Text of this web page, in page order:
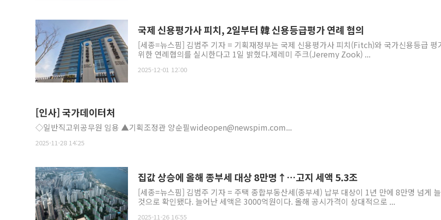
국제 신용평가사 피치, 2일부터 韓 신용등급평가 연례 협의
[세종=뉴스핌] 김범주 기자 = 기획재정부는 국제 신용평가사 피치(Fitch)와 국가신용등급 평
위한 연례협의를 실시한다고 1일 밝혔다.제레미 주크(Jeremy Zook) ...
2025-12-01 12:00
[인사] 국가데이터처
◇일반직고위공무원 임용 ▲기획조정관 양순필wideopen@newspim.com...
2025-11-28 14:25
집값 상승에 올해 종부세 대상 8만명↑…고지 세액 5.3조
[세종=뉴스핌] 김범주 기자 = 주택 종합부동산세(종부세) 납부 대상이 1년 만에 8만명 넘게
것으로 확인됐다. 늘어난 세액은 3000억원이다. 올해 공시가격이 상대적으로 ...
2025-11-26 16:55